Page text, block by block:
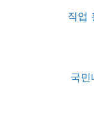
직업
국민